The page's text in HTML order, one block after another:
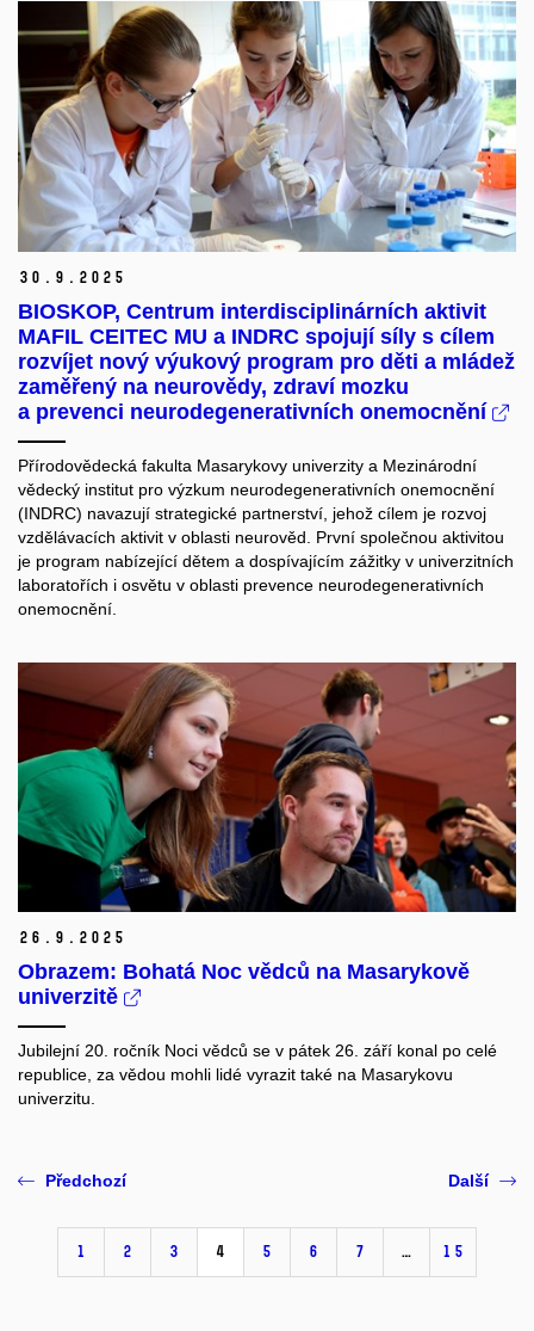
30. 9. 2025
BIOSKOP, Centrum interdisciplinárních aktivit
MAFIL CEITEC MU a INDRC spojují síly s cílem
rozvíjet nový výukový program pro děti a mládež
zaměřený na neurovědy, zdraví mozku
a prevenci neurodegenerativních onemocnění
Přírodovědecká fakulta Masarykovy univerzity a Mezinárodní
vědecký institut pro výzkum neurodegenerativních onemocnění
(INDRC) navazují strategické partnerství, jehož cílem je rozvoj
vzdělávacích aktivit v oblasti neurověd. První společnou aktivitou
je program nabízející dětem a dospívajícím zážitky v univerzitních
laboratořích i osvětu v oblasti prevence neurodegenerativních
onemocnění.
26. 9. 2025
Obrazem: Bohatá Noc vědců na Masarykově
univerzitě
Jubilejní 20. ročník Noci vědců se v pátek 26. září konal po celé
republice, za vědou mohli lidé vyrazit také na Masarykovu
univerzitu.
Předchozí
1 2 3 4 5 6 7 … 15
Další